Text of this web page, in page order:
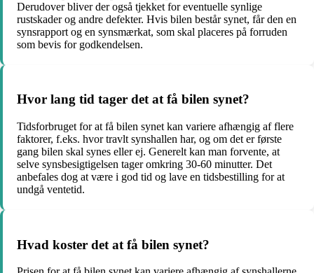
Derudover bliver der også tjekket for eventuelle synlige
rustskader og andre defekter. Hvis bilen består synet, får den en
synsrapport og en synsmærkat, som skal placeres på forruden
som bevis for godkendelsen.
Hvor lang tid tager det at få bilen synet?
Tidsforbruget for at få bilen synet kan variere afhængig af flere
faktorer, f.eks. hvor travlt synshallen har, og om det er første
gang bilen skal synes eller ej. Generelt kan man forvente, at
selve synsbesigtigelsen tager omkring 30-60 minutter. Det
anbefales dog at være i god tid og lave en tidsbestilling for at
undgå ventetid.
Hvad koster det at få bilen synet?